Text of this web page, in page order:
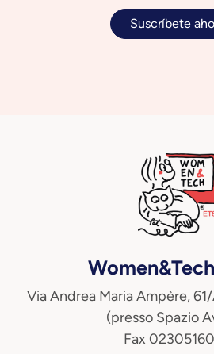
Suscríbete
Via Andrea Maria Ampère,
(presso Spazio
Fax